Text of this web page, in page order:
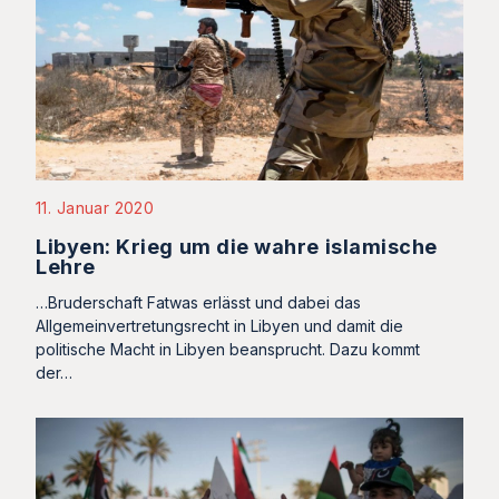
11. Januar 2020
Libyen: Krieg um die wahre islamische
Lehre
…Bruderschaft Fatwas erlässt und dabei das
Allgemeinvertretungsrecht in Libyen und damit die
politische Macht in Libyen beansprucht. Dazu kommt
der…